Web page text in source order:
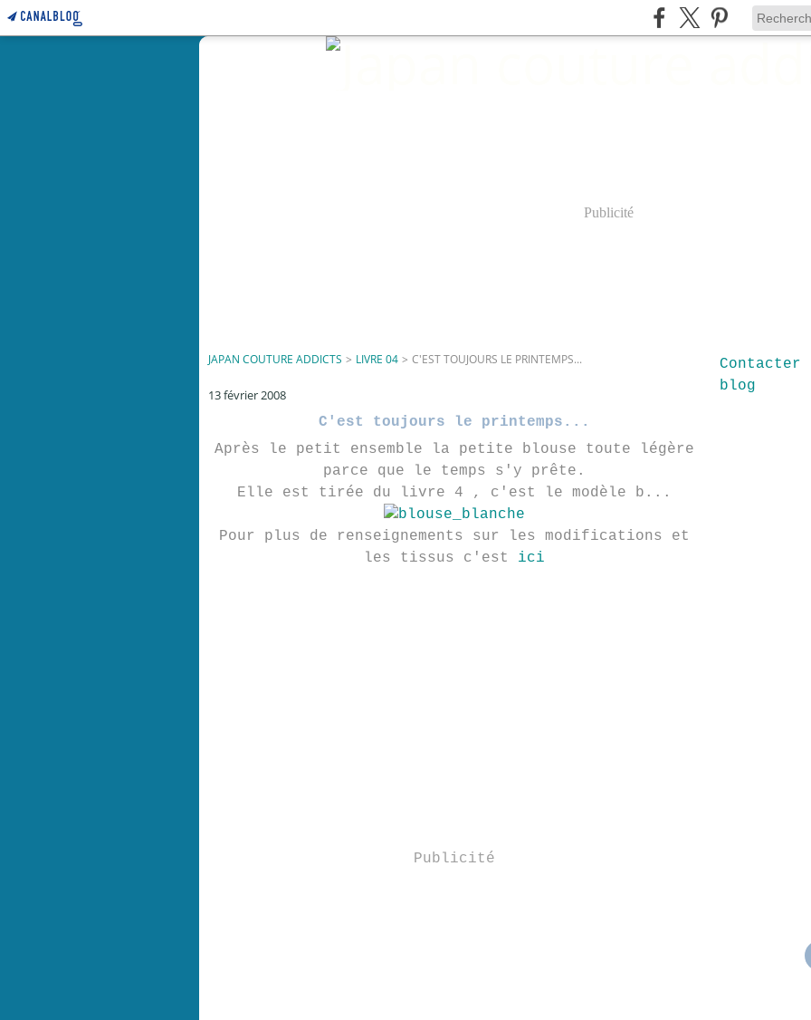
Publicité
JAPAN COUTURE ADDICTS > LIVRE 04 > C'EST TOUJOURS LE PRINTEMPS...
13 février 2008
C'est toujours le printemps...
Après le petit ensemble la petite blouse toute légère
parce que le temps s'y prête.
Elle est tirée du livre 4 , c'est le modèle b...
Pour plus de renseignements sur les modifications et
les tissus c'est ici
Publicité
blog